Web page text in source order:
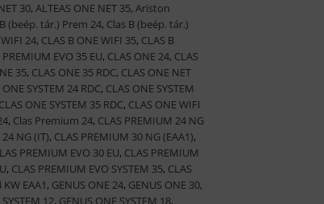
30, ALTEAS ONE NET 35, Ariston
(beép. tár.) Prem 24, Clas B (beép. tár.)
24, CLAS B ONE WIFI 35, CLAS B
PREMIUM EVO 35 EU, CLAS ONE 24, CLAS
35, CLAS ONE 35 RDC, CLAS ONE NET
ONE SYSTEM 24 RDC, CLAS ONE SYSTEM
CLAS ONE SYSTEM 35 RDC, CLAS ONE WIFI
, Clas Premium 24, CLAS PREMIUM 24 NG
NG (IT), CLAS PREMIUM 30 NG (EAA1),
PREMIUM EVO 30 EU, CLAS PREMIUM
, CLAS PREMIUM EVO SYSTEM 35, CLAS
EAA1, GENUS ONE 24, GENUS ONE 30,
12, GENUS ONE SYSTEM 18,